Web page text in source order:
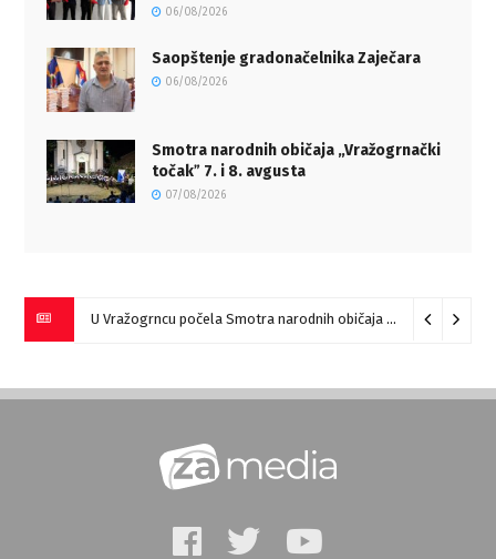
06/08/2026
Saopštenje gradonačelnika Zaječara
06/08/2026
Smotra narodnih običaja „Vražogrnački
točakˮ 7. i 8. avgusta
07/08/2026
U Vražogrncu počela Smotra narodnih običaja „Vražogrnački točak“